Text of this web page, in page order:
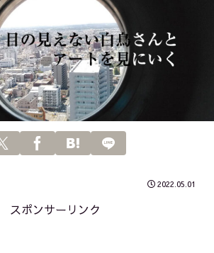
2022.05.01
スポンサーリンク